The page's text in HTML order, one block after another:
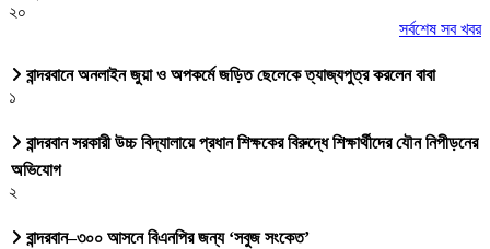
২০
সর্বশেষ সব খবর
বান্দরবানে অনলাইন জুয়া ও অপকর্মে জড়িত ছেলেকে ত্যাজ্যপুত্র করলেন বাবা
১
বান্দরবান সরকারী উচ্চ বিদ্যালায়ে প্রধান শিক্ষকের বিরুদ্ধে শিক্ষার্থীদের যৌন নিপীড়নের
অভিযোগ
২
বান্দরবান–৩০০ আসনে বিএনপির জন্য ‘সবুজ সংকেত’